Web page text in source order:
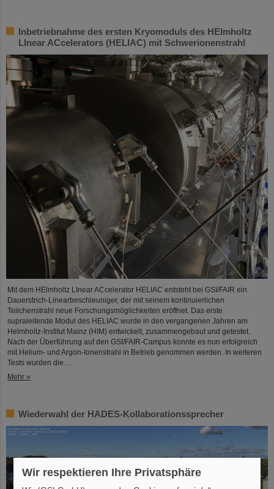
Inbetriebnahme des ersten Kryomoduls des HElmholtz
LInear ACcelerators (HELIAC) mit Schwerionenstrahl
Mit dem HElmholtz LInear ACcelerator HELIAC entsteht bei GSI/FAIR ein
Dauerstrich-Linearbeschleuniger, der mit seinem kontinuierlichen
Teilchenstrahl neue Forschungsmöglichkeiten eröffnet. Das erste
supraleitende Modul des HELIAC wurde in den vergangenen Jahren am
Helmholtz-Institut Mainz (HIM) entwickelt, zusammengebaut und getestet.
Nach der Überführung auf den GSI/FAIR-Campus konnte es nun erfolgreich
mit Helium- und Argon-Ionenstrahl in Betrieb genommen werden. In weiteren
Tests wurden die…
Mehr »
Wiederwahl der HADES-Kollaborationssprecher
Wir respektieren Ihre Privatsphäre